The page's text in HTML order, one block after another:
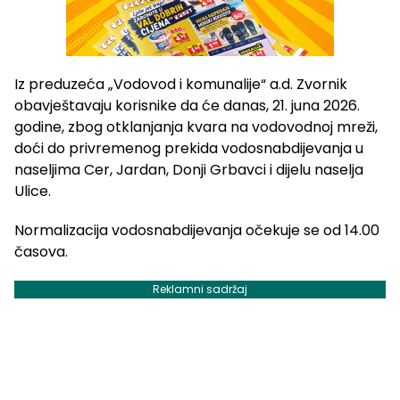
Iz preduzeća „Vodovod i komunalije“ a.d. Zvornik
obavještavaju korisnike da će danas, 21. juna 2026.
godine, zbog otklanjanja kvara na vodovodnoj mreži,
doći do privremenog prekida vodosnabdijevanja u
naseljima Cer, Jardan, Donji Grbavci i dijelu naselja
Ulice.
Normalizacija vodosnabdijevanja očekuje se od 14.00
časova.
Reklamni sadržaj